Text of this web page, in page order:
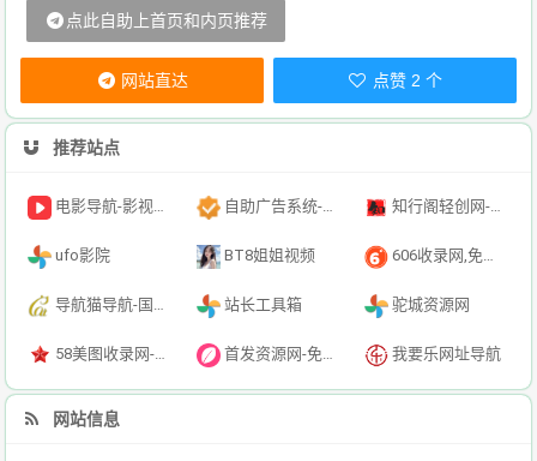
点此自助上首页和内页推荐
网站直达 点赞 2 个
推荐站点
电影导航-影视导航-电影搜索-影视搜索-电影站收录 自助广告系统-自助广告源码-自助投放广告插件 知行阁轻创网-分享网络赚钱项目-全网首发副业项目实操平台-副业创业项目网
ufo影院 BT8姐姐视频 606收录网,免费自动秒收录网址,提供自动收录,网站导航大全源码,自动链,友情链接交换。
导航猫导航-国内专业的技术资源网分类平台 站长工具箱 驼城资源网
58美图收录网-自动收录网站-流量交换-自动链 首发资源网-免费资源下载-最新php源码下载-热门资源下载 我要乐网址导航
网站信息